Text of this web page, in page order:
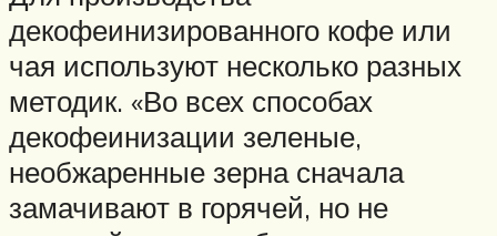
декофеинизированного кофе или
чая используют несколько разных
методик. «Во всех способах
декофеинизации зеленые,
необжаренные зерна сначала
замачивают в горячей, но не